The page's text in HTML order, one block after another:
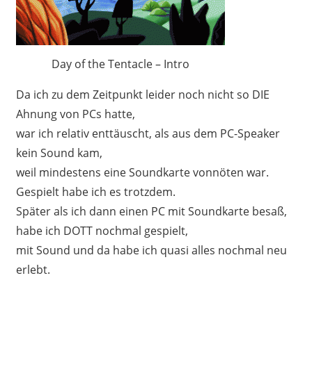
Day of the Tentacle – Intro
Da ich zu dem Zeitpunkt leider noch nicht so DIE
Ahnung von PCs hatte,
war ich relativ enttäuscht, als aus dem PC-Speaker
kein Sound kam,
weil mindestens eine Soundkarte vonnöten war.
Gespielt habe ich es trotzdem.
Später als ich dann einen PC mit Soundkarte besaß,
habe ich DOTT nochmal gespielt,
mit Sound und da habe ich quasi alles nochmal neu
erlebt.